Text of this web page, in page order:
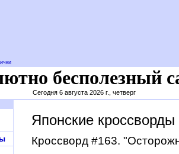
бесполезный
Сегодня 6 августа 2026 г., четверг
Японские
Кроссворд #163.